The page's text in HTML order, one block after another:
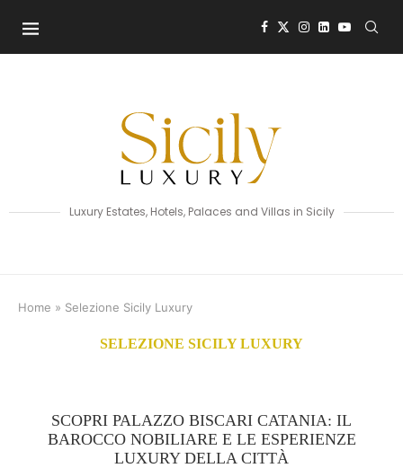
Luxury Estates, Hotels, Palaces and Villas in Sicily
Home » Selezione Sicily Luxury
SELEZIONE SICILY LUXURY
SCOPRI PALAZZO BISCARI CATANIA: IL
BAROCCO NOBILIARE E LE ESPERIENZE
LUXURY DELLA CITTÀ